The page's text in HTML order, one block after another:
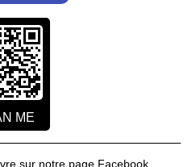
ME
sur notre page Facebook